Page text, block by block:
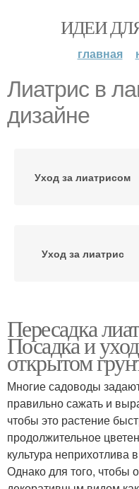
ИДЕИ
главная
Лиатрис в
дизайне
Уход за лиатрисом
Уход за лиатрис
Лиатрис в
Пересадка
Посадка и
открытом
Многие садоводы
правильно сажать и
чтобы это растение
продолжительное
культура неприхотлива
Однако для того, чтобы